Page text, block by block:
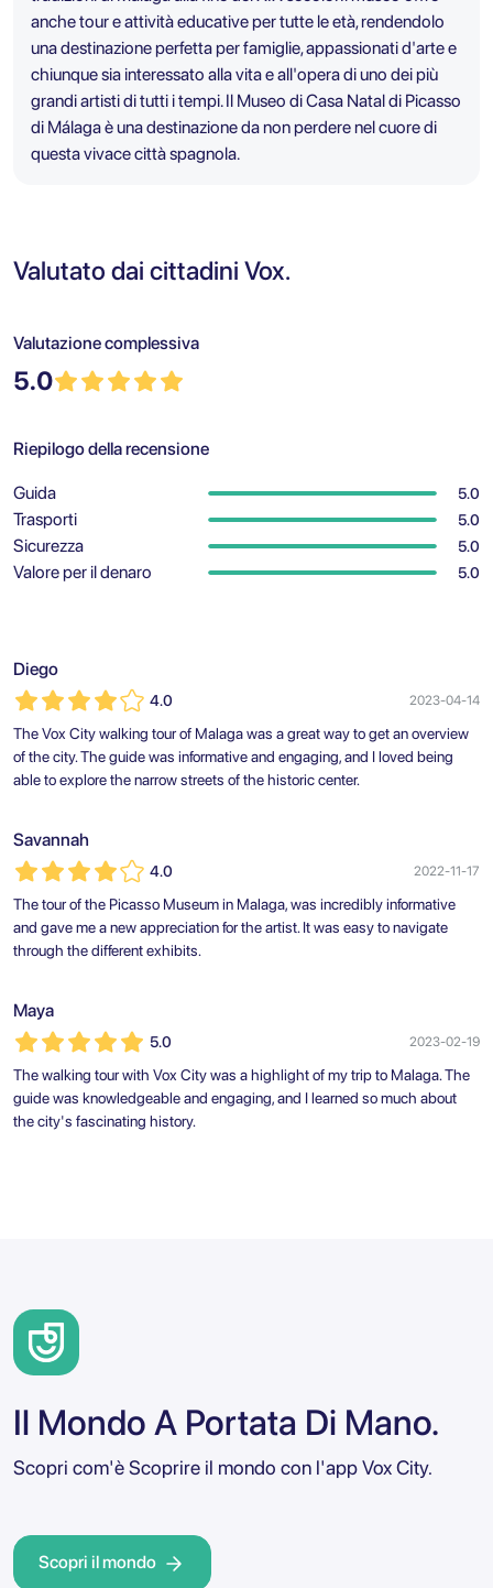
anche tour e attività educative per tutte le età, rendendolo
una destinazione perfetta per famiglie, appassionati d'arte e
chiunque sia interessato alla vita e all'opera di uno dei più
grandi artisti di tutti i tempi. Il Museo di Casa Natal di Picasso
di Málaga è una destinazione da non perdere nel cuore di
questa vivace città spagnola.
Valutato dai cittadini Vox.
Valutazione complessiva
5.0
Riepilogo della recensione
Guida 5.0
Trasporti 5.0
Sicurezza 5.0
Valore per il denaro 5.0
Diego
4.0 2023-04-14
The Vox City walking tour of Malaga was a great way to get an overview
of the city. The guide was informative and engaging, and I loved being
able to explore the narrow streets of the historic center.
Savannah
4.0 2022-11-17
The tour of the Picasso Museum in Malaga, was incredibly informative
and gave me a new appreciation for the artist. It was easy to navigate
through the different exhibits.
Maya
5.0 2023-02-19
The walking tour with Vox City was a highlight of my trip to Malaga. The
guide was knowledgeable and engaging, and I learned so much about
the city's fascinating history.
Il Mondo A Portata Di Mano.
Scopri com'è Scoprire il mondo con l'app Vox City.
Scopri il mondo